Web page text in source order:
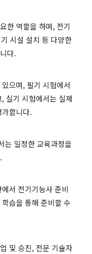
한 역할을 하며, 전기
시설 설치 등 다양한
다.
으며, 필기 시험에서
실기 시험에서는 실제
합니다.
는 일정한 교육과정을
서 전기기능사 준비
습을 통해 준비할 수
및 승진, 전문 기술자